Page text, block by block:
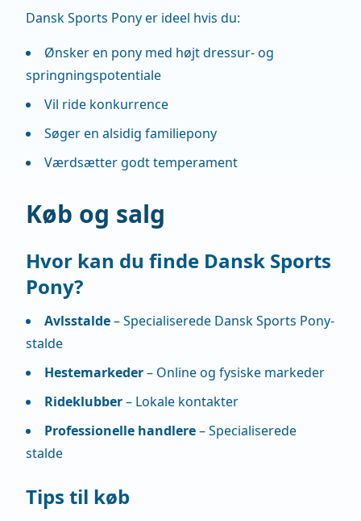
Dansk Sports Pony er ideel hvis du:
Ønsker en pony med højt dressur- og
springningspotentiale
Vil ride konkurrence
Søger en alsidig familiepony
Værdsætter godt temperament
Køb og salg
Hvor kan du finde Dansk Sports
Pony?
Avlsstalde– Specialiserede Dansk Sports Pony-
stalde
Hestemarkeder– Online og fysiske markeder
Rideklubber– Lokale kontakter
Professionelle handlere– Specialiserede
stalde
Tips til køb